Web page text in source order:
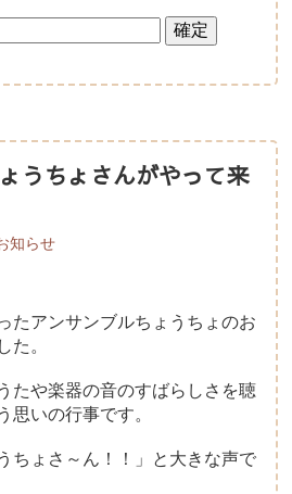
うちょさんがやって来
知らせ
たアンサンブルちょうちょのお
た。
たや楽器の音のすばらしさを聴
思いの行事です。
ちょさ～ん！！」と大きな声で